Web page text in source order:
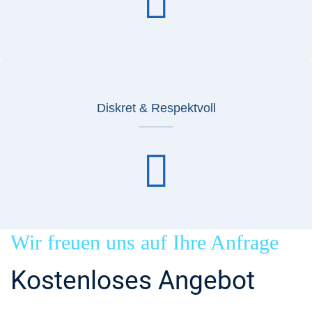
Diskret & Respektvoll
Wir freuen uns auf Ihre Anfrage
Kostenloses Angebot